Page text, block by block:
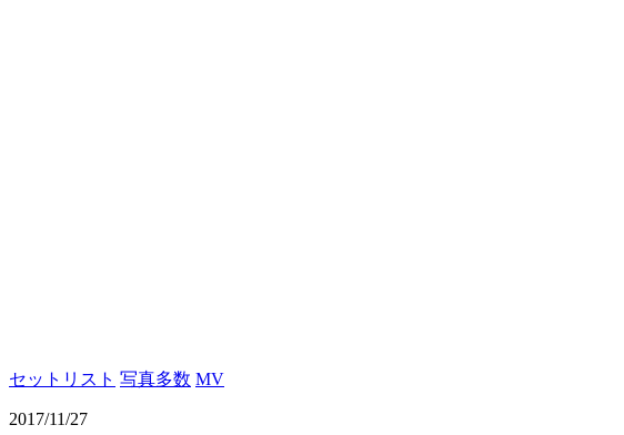
セットリスト 写真多数 MV
2017/11/27